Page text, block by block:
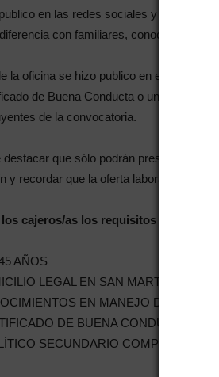
en las redes sociales y medios y
con familiares, conocidos o
la oficina se hizo publico en el día de
de Buena Conducta o una copia
de la convocatoria.
destacar que sólo podrán presentarse
y recordar que la oferta laboral rige
los cajeros/as los requisitos son:
AÑOS
LEGAL EN SAN MARTÍN
EN MANEJO DE CAJA
DE BUENA CONDUCTA (En
SECUNDARIO COMPLETO